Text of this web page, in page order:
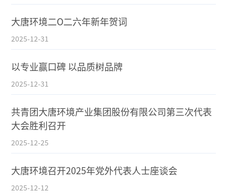
大唐环境二O二六年新年贺词
2025-12-31
以专业赢口碑 以品质树品牌
2025-12-31
共青团大唐环境产业集团股份有限公司第三次代表
大会胜利召开
2025-12-25
大唐环境召开2025年党外代表人士座谈会
2025-12-12